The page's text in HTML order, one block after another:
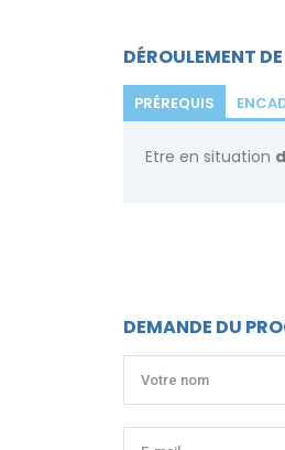
DÉROULEMENT
PRÉREQUIS
Etre en situation
DEMANDE DU